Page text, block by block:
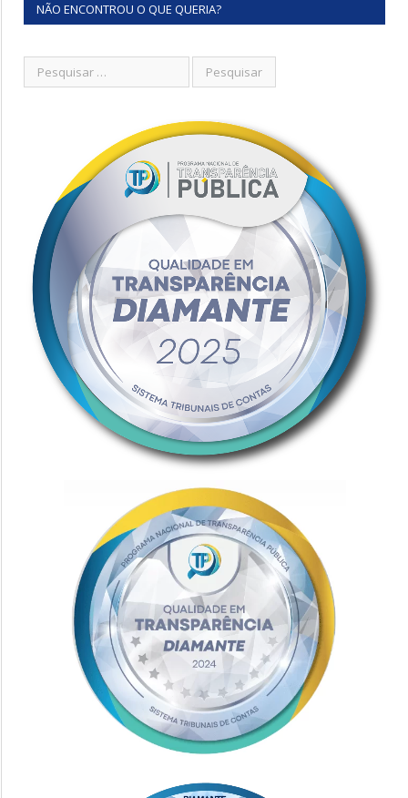
NÃO ENCONTROU O QUE QUERIA?